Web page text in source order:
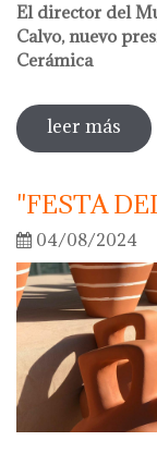
El director del
Calvo, nuevo
Cerámica
leer más
"FESTA
04/08/2024